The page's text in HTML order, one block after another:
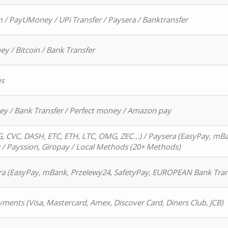
/ PayUMoney / UPi Transfer / Paysera / Banktransfer
/ Bitcoin / Bank Transfer
/ Bank Transfer / Perfect money / Amazon pay
DASH, ETC, ETH, LTC, OMG, ZEC…) / Paysera (EasyPay,
/ Payssion, Giropay / Local Methods (20+ Methods)
mBank, Przelewy24, SafetyPay, EUROPEAN Bank
(Visa, Mastercard, Amex, Discover Card, Diners Club, JCB)